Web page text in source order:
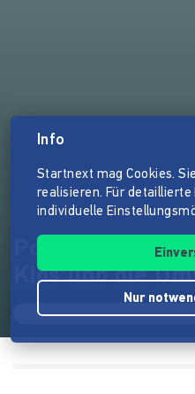
Powdy &
Kids und die
Info
Startnext mag Cookies.
realisieren. Für
individuelle
Nur